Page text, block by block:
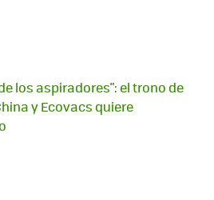
los aspiradores": el trono de
y Ecovacs quiere